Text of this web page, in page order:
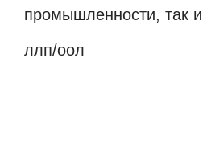
промышленности, так и
ллп/оол